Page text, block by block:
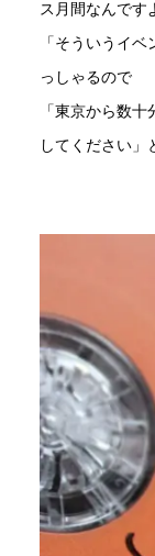
ス月間なんです
「そういうイ
っしゃるので
「東京から数
してください」